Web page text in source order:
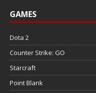
GAMES
Dota 2
Counter Strike: GO
Starcraft
Point Blank